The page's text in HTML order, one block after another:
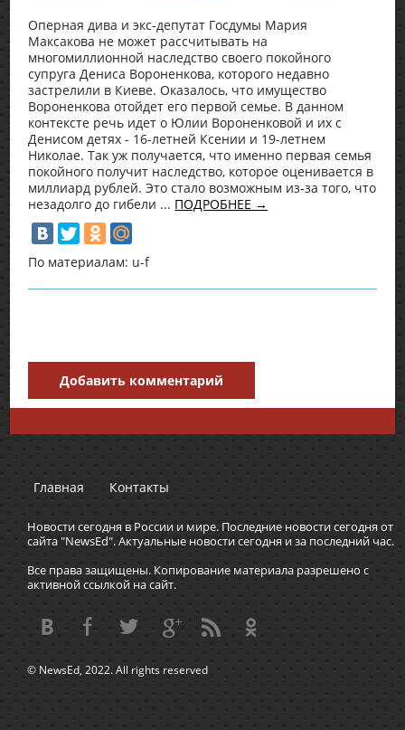
Оперная дива и экс-депутат Госдумы Мария
Максакова не может рассчитывать на
многомиллионной наследство своего покойного
супруга Дениса Вороненкова, которого недавно
застрелили в Киеве. Оказалось, что имущество
Вороненкова отойдет его первой семье. В данном
контексте речь идет о Юлии Вороненковой и их с
Денисом детях - 16-летней Ксении и 19-летнем
Николае. Так уж получается, что именно первая семья
покойного получит наследство, которое оценивается в
миллиард рублей. Это стало возможным из-за того, что
незадолго до гибели ... ПОДРОБНЕЕ →
По материалам: u-f
Добавить комментарий
Главная Контакты
Новости сегодня в России и мире. Последние новости сегодня от
сайта "NewsEd". Актуальные новости сегодня и за последний час.
Все права защищены. Копирование материала разрешено с
активной ссылкой на сайт.
© NewsEd, 2022. All rights reserved